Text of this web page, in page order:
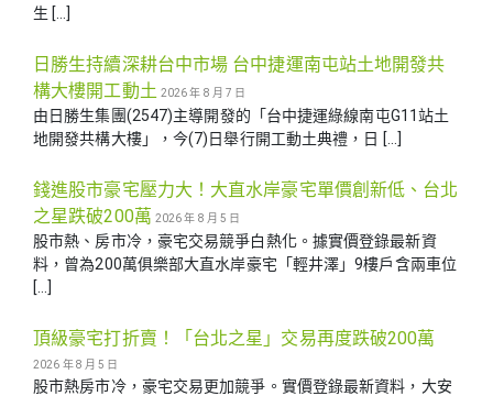
生 […]
日勝生持續深耕台中市場 台中捷運南屯站土地開發共
構大樓開工動土 2026 年 8 月 7 日
由日勝生集團(2547)主導開發的「台中捷運綠線南屯G11站土
地開發共構大樓」，今(7)日舉行開工動土典禮，日 […]
錢進股市豪宅壓力大！大直水岸豪宅單價創新低、台北
之星跌破200萬 2026 年 8 月 5 日
股市熱、房市冷，豪宅交易競爭白熱化。據實價登錄最新資
料，曾為200萬俱樂部大直水岸豪宅「輕井澤」9樓戶含兩車位
[…]
頂級豪宅打折賣！「台北之星」交易再度跌破200萬
2026 年 8 月 5 日
股市熱房市冷，豪宅交易更加競爭。實價登錄最新資料，大安